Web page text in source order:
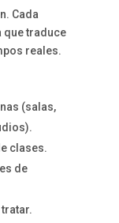
Cada
que traduce
reales.
(salas,
clases.
de